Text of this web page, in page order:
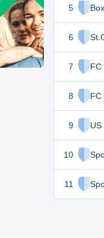
5
6
7 FC
8 FC
9 US
10
11